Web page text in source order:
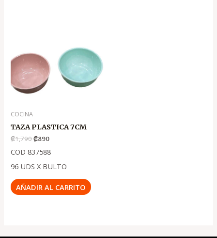
COCINA
TAZA PLASTICA 7CM
₡1,790
₡1,790
₡890
₡890
COD 837588
96 UDS X BULTO
AÑADIR AL CARRITO